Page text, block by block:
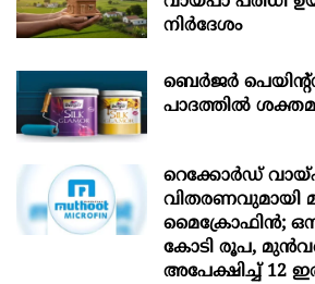
നിർദേശം
ബെർജർ
പാദത്തിൽ
റെക്കോർഡ്
വിതരണവുമായി
മൈക്രോഫിൻ;
കോടി രൂപ,
അപേക്ഷിച്ച് 12